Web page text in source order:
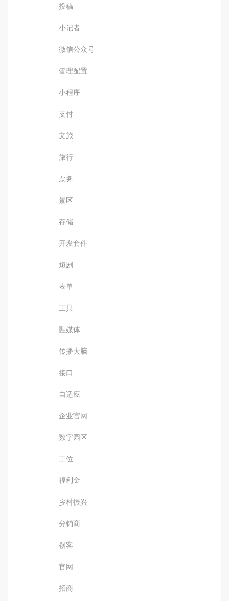
投稿
小记者
微信公众号
管理配置
小程序
支付
文旅
旅行
票务
景区
存储
开发套件
短剧
表单
工具
融媒体
传播大脑
接口
自适应
企业官网
数字园区
工位
福利金
乡村振兴
分销商
创客
官网
招商